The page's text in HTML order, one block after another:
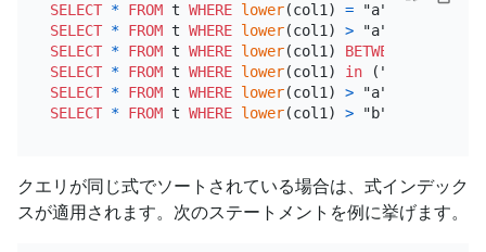
SELECT * FROM t WHERE lower(col1) =
SELECT * FROM t WHERE lower(col1) >
SELECT * FROM t WHERE lower(col1) BETWEEN
SELECT * FROM t WHERE lower(col1) in
SELECT * FROM t WHERE lower(col1) > "a"
SELECT * FROM t WHERE lower(col1) > "b"
クエリが同じ式でソートされている場合は、式インデック
スが適用されます。次のステートメントを例に挙げます。